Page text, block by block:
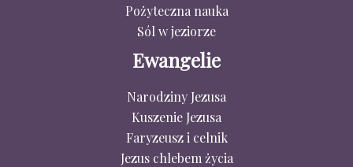
Pożyteczna nauka
Sól w jeziorze
Ewangelie
Narodziny Jezusa
Kuszenie Jezusa
Faryzeusz i celnik
Jezus chlebem życia